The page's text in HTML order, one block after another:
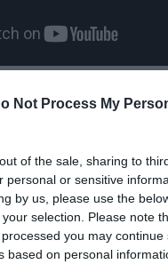
Not Process My
of the sale, sharing to
personal or sensitive
by us, please use the
selection. Please note
you may continue
based on personal
πως
αλλά το θύμα.
την ταχύτητά σου
κι αυτό.
εθνική οδό